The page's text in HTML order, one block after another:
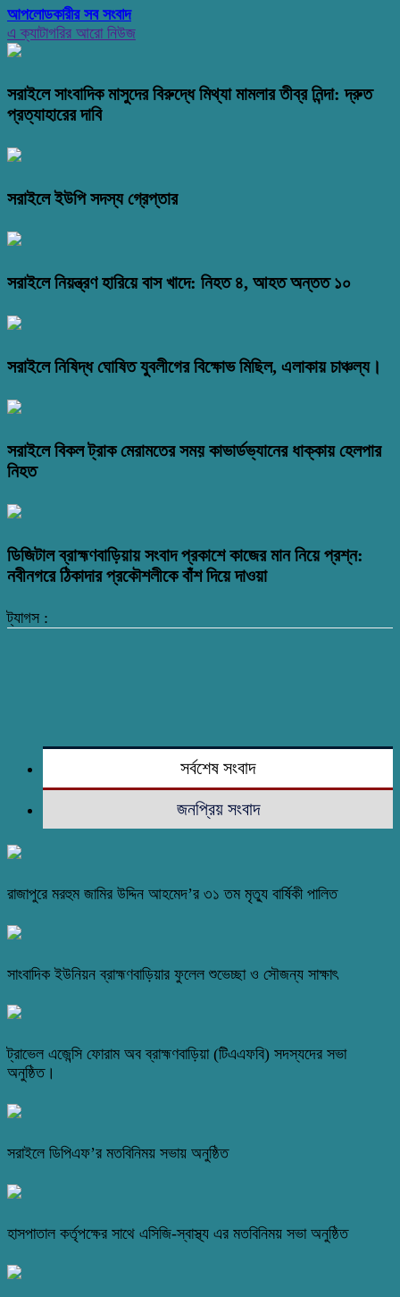
আপলোডকারীর সব সংবাদ
এ ক্যাটাগরির আরো নিউজ
সরাইলে সাংবাদিক মাসুদের বিরুদ্ধে মিথ্যা মামলার তীব্র নিন্দা: দ্রুত
প্রত্যাহারের দাবি
সরাইলে ইউপি সদস্য গ্রেপ্তার
সরাইলে নিয়ন্ত্রণ হারিয়ে বাস খাদে: নিহত ৪, আহত অন্তত ১০
সরাইলে নিষিদ্ধ ঘোষিত যুবলীগের বিক্ষোভ মিছিল, এলাকায় চাঞ্চল্য।
সরাইলে বিকল ট্রাক মেরামতের সময় কাভার্ডভ্যানের ধাক্কায় হেলপার
নিহত
ডিজিটাল ব্রাহ্মণবাড়িয়ায় সংবাদ প্রকাশে কাজের মান নিয়ে প্রশ্ন:
নবীনগরে ঠিকাদার প্রকৌশলীকে বাঁশ দিয়ে দাওয়া
ট্যাগস :
সর্বশেষ সংবাদ
জনপ্রিয় সংবাদ
রাজাপুরে মরহুম জামির উদ্দিন আহমেদ’র ৩১ তম মৃত্যু বার্ষিকী পালিত
সাংবাদিক ইউনিয়ন ব্রাহ্মণবাড়িয়ার ফুলেল শুভেচ্ছা ও সৌজন্য সাক্ষাৎ
ট্রাভেল এজেন্সি ফোরাম অব ব্রাহ্মণবাড়িয়া (টিএএফবি) সদস্যদের সভা
অনুষ্ঠিত।
সরাইলে ডিপিএফ’র মতবিনিময় সভায় অনুষ্ঠিত
হাসপাতাল কর্তৃপক্ষের সাথে এসিজি-স্বাস্থ্য এর মতবিনিময় সভা অনুষ্ঠিত